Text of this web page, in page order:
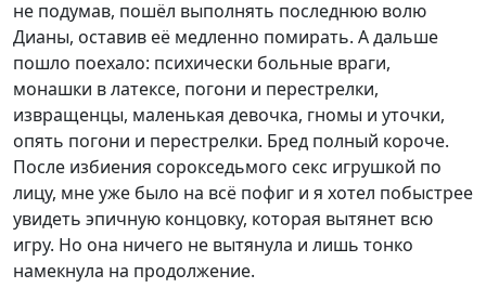
не подумав, пошёл выполнять последнюю волю
Дианы, оставив её медленно помирать. А дальше
пошло поехало: психически больные враги,
монашки в латексе, погони и перестрелки,
извращенцы, маленькая девочка, гномы и уточки,
опять погони и перестрелки. Бред полный короче.
После избиения сорокседьмого секс игрушкой по
лицу, мне уже было на всё пофиг и я хотел побыстрее
увидеть эпичную концовку, которая вытянет всю
игру. Но она ничего не вытянула и лишь тонко
намекнула на продолжение.